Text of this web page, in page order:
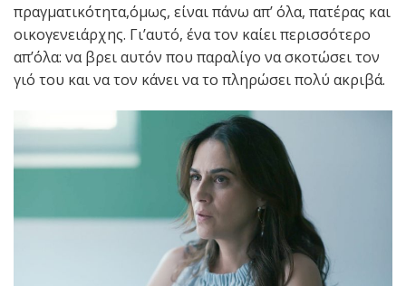
πραγματικότητα,όμως, είναι πάνω απ’ όλα, πατέρας και
οικογενειάρχης. Γι’αυτό, ένα τον καίει περισσότερο
απ’όλα: να βρει αυτόν που παραλίγο να σκοτώσει τον
γιό του και να τον κάνει να το πληρώσει πολύ ακριβά.